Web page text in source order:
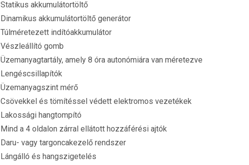
Statikus akkumulátortöltő
Dinamikus akkumulátortöltő generátor
Túlméretezett indítóakkumulátor
Vészleállító gomb
Üzemanyagtartály, amely 8 óra autonómiára van méretezve
Lengéscsillapítók
Üzemanyagszint mérő
Csövekkel és tömítéssel védett elektromos vezetékek
Lakossági hangtompító
Mind a 4 oldalon zárral ellátott hozzáférési ajtók
Daru- vagy targoncakezelő rendszer
Lángálló és hangszigetelés